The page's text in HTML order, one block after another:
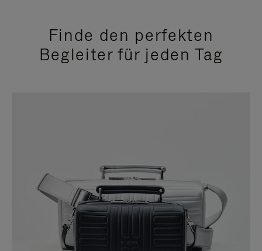
Finde den perfekten
Begleiter für jeden Tag